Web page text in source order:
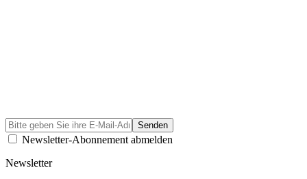
Newsletter-Abonnement abmelden
Newsletter